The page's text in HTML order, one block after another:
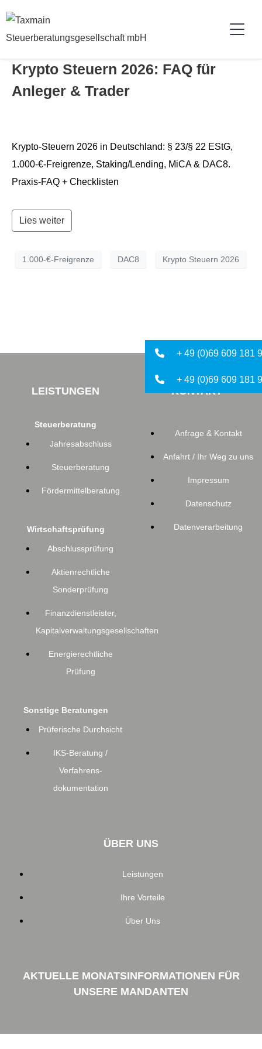
Kryp­to Steuern 2026: FAQ für
Anleger & Trader
Kryp­to-Steuern 2026 in Deutsch­land: § 23/§ 22 EStG,
1.000-€-Freigrenze, Staking/Lending, MiCA & DAC8.
Prax­is-FAQ + Checklisten
Lies weiter
1.000-€-Freigrenze DAC8 Krypto Steuern 2026
LEISTUNGEN
Steuerberatung
Jahresabschluss
Steuerberatung
Fördermittelberatung
Wirtschaftsprüfung
Abschlussprüfung
Aktienrechtliche
Sonderprüfung
Finanzdienstleister,
Kapitalverwaltungsgesellschaften
Energierechtliche
Prüfung
Sonstige Beratungen
Prüferische Durchsicht
IKS-Beratung /
Verfahrens-
dokumentation
KONTAKT
Anfrage & Kontakt
Anfahrt / Ihr Weg zu uns
Impressum
Datenschutz
Datenverarbeitung
ÜBER UNS
Leistungen
Ihre Vorteile
Über Uns
AKTUELLE MONATSINFORMATIONEN FÜR
UNSERE MANDANTEN
+ 49 (0)69 609 181
+ 49 (0)69 609 181